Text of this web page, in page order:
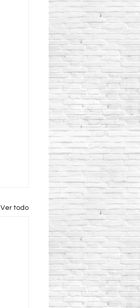
Ver todo